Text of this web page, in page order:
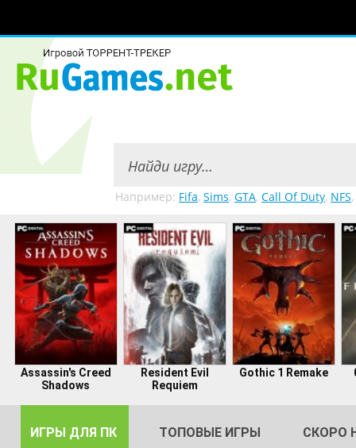
Например: Fifa, Sims, GTA, Call Of Duty, NFS,
Assassin's Creed
Shadows
Resident Evil
Requiem
Gothic 1 Remake
ИГРЫ ДЛЯ ПК ТОПОВЫЕ ИГРЫ СКОРО